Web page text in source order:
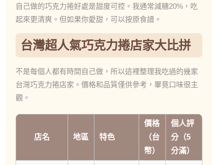
自己做的巧克力捲好處是甜度可控。我通常減糖20%，吃
起來更清爽。但如果你愛甜，可以按原食譜。
台灣超人氣巧克力捲店家大比拼
不是每個人都有時間自己做，所以這裡整理我吃過的幾家
台灣巧克力捲店家。價格和品質僅供參考，畢竟口味很主
觀。
店名 地區 特色
價格
（台
幣）
個人評
分（5
分滿）